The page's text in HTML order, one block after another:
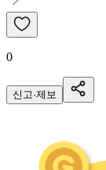
0
신고·제보